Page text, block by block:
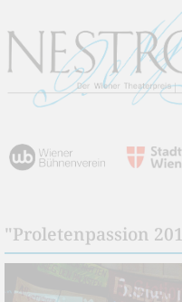
"Proletenpassion